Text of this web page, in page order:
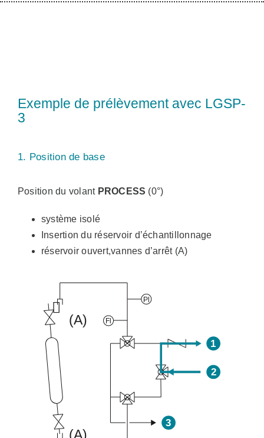
Exemple de prélèvement avec LGSP-
3
1. Position de base
Position du volant PROCESS (0°)
système isolé
Insertion du réservoir d’échantillonnage
réservoir ouvert,vannes d’arrêt (A)